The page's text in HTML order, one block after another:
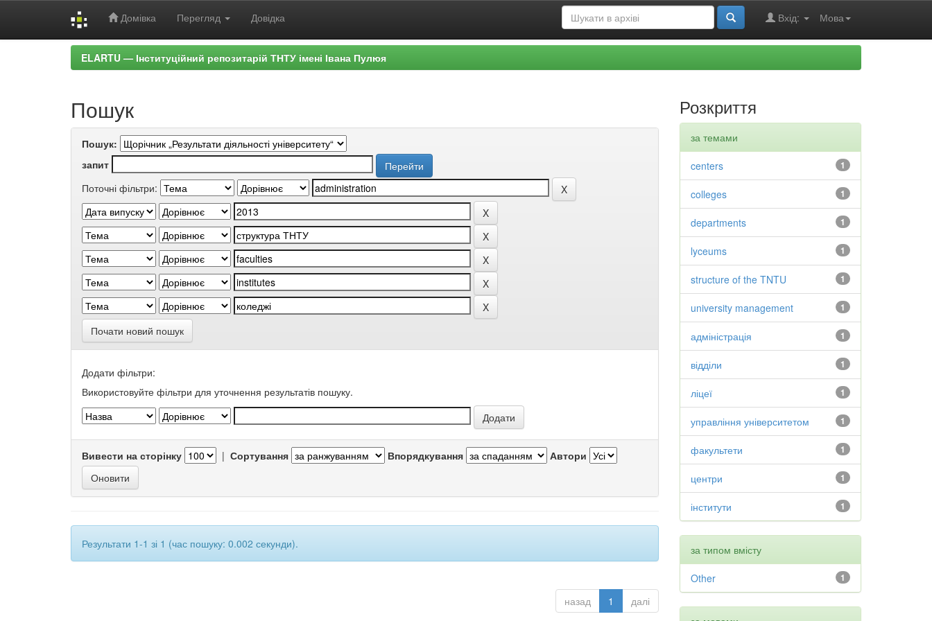
Домівка Перегляд Довідка Мова
Вхід:
ELARTU — Інституційний репозитарій ТНТУ імені Івана Пулюя
Пошук
Пошук:
запит
Поточні фільтри:
Почати новий пошук
Додати фільтри:
Використовуйте фільтри для уточнення результатів пошуку.
Вивести на сторінку | Сортування Впорядкування Автори
Результати 1-1 зі 1 (час пошуку: 0.002 секунди).
назад 1 далі
Розкриття
за темами
1
centers
1
colleges
1
departments
1
lyceums
1
structure of the TNTU
1
university management
1
адміністрація
1
відділи
1
ліцеї
1
управління університетом
1
факультети
1
центри
1
інститути
за типом вмісту
1
Other